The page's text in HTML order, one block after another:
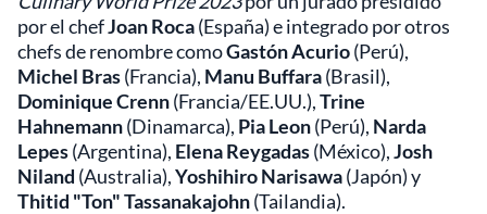
por el chefJoan Roca(España) e integrado por otros
chefs de renombre comoGastón Acurio(Perú),
Michel Bras(Francia), Manu Buffara(Brasil),
Dominique Crenn(Francia/EE.UU.),Trine
Hahnemann(Dinamarca), Pia Leon(Perú), Narda
Lepes(Argentina), Elena Reygadas(México),Josh
Niland (Australia),Yoshihiro Narisawa(Japón) y
Thitid "Ton" Tassanakajohn(Tailandia).